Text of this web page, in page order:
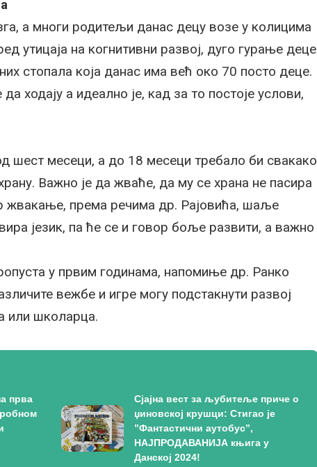
а многи родитељи данас децу возе у колицима
утицаја на когнитивни развој, дуго гурање деце
стопала која данас има већ око 70 посто деце.
ходају а идеално је, кад за то постоје услови,
шест месеци, а до 18 месеци требало би свакако
Важно је да жваће, да му се храна не пасира
жвакање, према речима др. Рајовића, шаље
језик, па ће се и говор боље развити, а важно
у првим годинама, напомиње др. Ранко
вежбе и игре могу подстакнути развој
или школарца.
прва
Сјајна вест за љубитеље приче о
џиновској крушци: Стигао је
”Фантастични аутобус”,
НАЈПРОДАВАНИЈА књига у
Данској 2024!